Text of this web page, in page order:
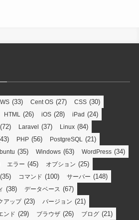
(33) Cent OS (27) CSS (30)
HTML (26) iOS (28) iPad (24)
Laravel (37) Linux (84)
PHP (56) PostgreSQL (21)
(35) Windows (63) WordPress (34)
エラー (45) オプション (25)
(35) コマンド (100) サーバー (148)
(38) データベース (67)
アップ(23) バージョン (21)
ンド (29) ブラウザ (26) ブログ (21)